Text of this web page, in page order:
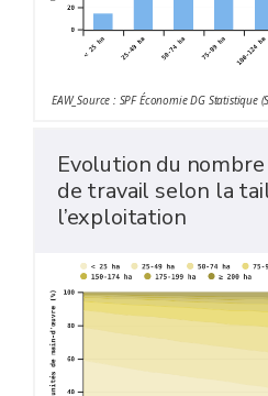
EAW_Source : SPF Économie DG Statistique
Evolution du nombre
de travail selon la
l’exploitation